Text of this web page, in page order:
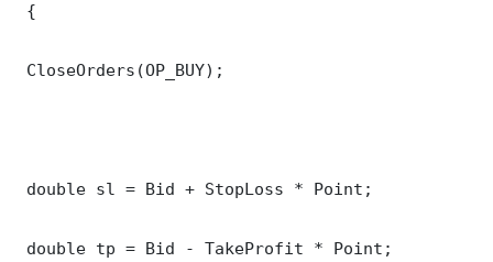
{
CloseOrders(OP_BUY);
double sl = Bid + StopLoss * Point;
double tp = Bid - TakeProfit * Point;